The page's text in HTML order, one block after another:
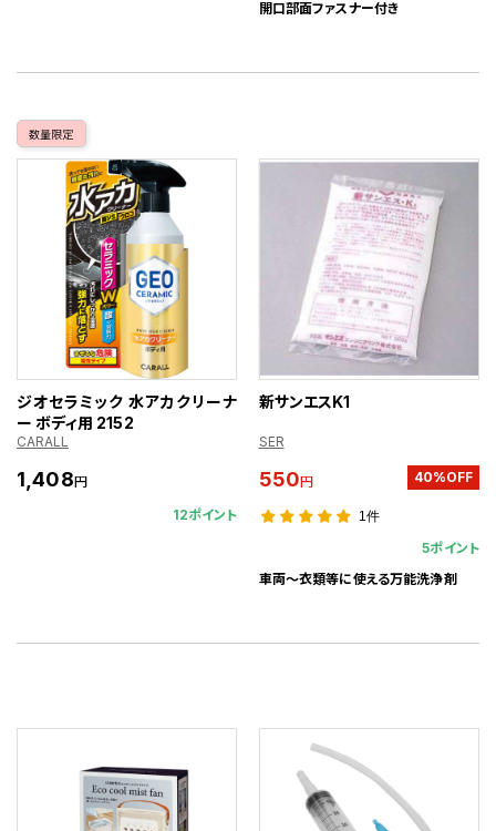
開口部面ファスナー付き
数量限定
ジオセラミック 水アカクリーナ
ー ボディ用 2152
CARALL
1,408円
12ポイント
新サンエスK1
SER
550円 40%OFF
1件
5ポイント
車両～衣類等に使える万能洗浄剤